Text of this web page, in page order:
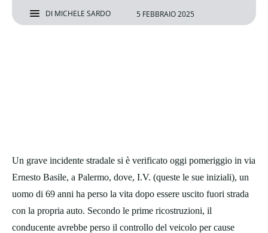
DI MICHELE SARDO 5 FEBBRAIO 2025
Un grave incidente stradale si è verificato oggi pomeriggio in via
Ernesto Basile, a Palermo, dove, I.V. (queste le sue iniziali), un
uomo di 69 anni ha perso la vita dopo essere uscito fuori strada
con la propria auto. Secondo le prime ricostruzioni, il
conducente avrebbe perso il controllo del veicolo per cause